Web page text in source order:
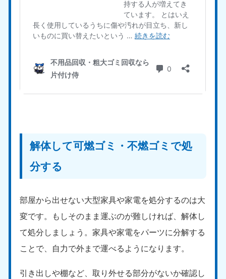
解体して可燃ゴミ・不燃ゴミで処
分する
部屋から出せない大型家具や家電を処分するのは大
変です。もしそのまま運ぶのが難しければ、解体し
て処分しましょう。家具や家電をパーツに分解する
ことで、自力で外まで運べるようになります。
引き出しや棚など、取り外せる部分がないか確認し